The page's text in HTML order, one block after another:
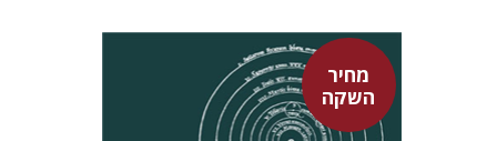
מחיר
השקה